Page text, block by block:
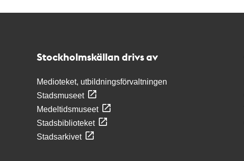
Stockholmskällan drivs av
Medioteket, utbildningsförvaltningen
Stadsmuseet
Medeltidsmuseet
Stadsbiblioteket
Stadsarkivet